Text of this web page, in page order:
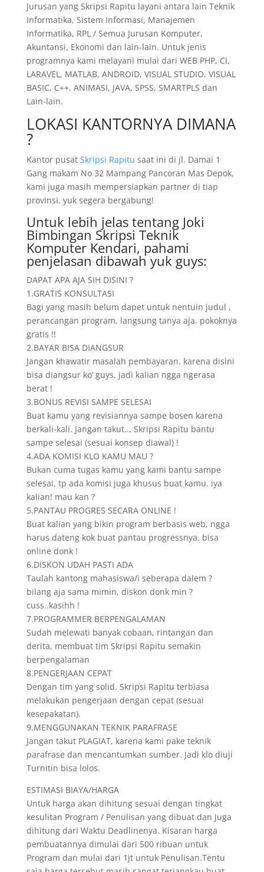
Jurusan yang Skripsi Rapitu layani antara lain Teknik
Informatika, Sistem Informasi, Manajemen
Informatika, RPL / Semua Jurusan Komputer,
Akuntansi, Ekonomi dan lain-lain. Untuk jenis
programnya kami melayani mulai dari WEB PHP, CI,
LARAVEL, MATLAB, ANDROID, VISUAL STUDIO, VISUAL
BASIC, C++, ANIMASI, JAVA, SPSS, SMARTPLS dan
Lain-lain.
LOKASI KANTORNYA DIMANA
?
Kantor pusat Skripsi Rapitu saat ini di jl. Damai 1
Gang makam No 32 Mampang Pancoran Mas Depok,
kami juga masih mempersiapkan partner di tiap
provinsi. yuk segera bergabung!
Untuk lebih jelas tentang Joki
Bimbingan Skripsi Teknik
Komputer Kendari, pahami
penjelasan dibawah yuk guys:
DAPAT APA AJA SIH DISINI ?
1.GRATIS KONSULTASI
Bagi yang masih belum dapet untuk nentuin judul ,
perancangan program, langsung tanya aja. pokoknya
gratis !!
2.BAYAR BISA DIANGSUR
Jangan khawatir masalah pembayaran. karena disini
bisa diangsur ko’ guys, jadi kalian ngga ngerasa
berat !
3.BONUS REVISI SAMPE SELESAI
Buat kamu yang revisiannya sampe bosen karena
berkali-kali. Jangan takut.., Skripsi Rapitu bantu
sampe selesai (sesuai konsep diawal) !
4.ADA KOMISI KLO KAMU MAU ?
Bukan cuma tugas kamu yang kami bantu sampe
selesai, tp ada komisi juga khusus buat kamu. iya
kalian! mau kan ?
5.PANTAU PROGRES SECARA ONLINE !
Buat kalian yang bikin program berbasis web, ngga
harus dateng kok buat pantau progressnya. bisa
online donk !
6.DISKON UDAH PASTI ADA
Taulah kantong mahasiswa/i seberapa dalem ?
bilang aja sama mimin, diskon donk min ?
cuss..kasihh !
7.PROGRAMMER BERPENGALAMAN
Sudah melewati banyak cobaan, rintangan dan
derita, membuat tim Skripsi Rapitu semakin
berpengalaman
8.PENGERJAAN CEPAT
Dengan tim yang solid. Skripsi Rapitu terbiasa
melakukan pengerjaan dengan cepat (sesuai
kesepakatan).
9.MENGGUNAKAN TEKNIK PARAFRASE
Jangan takut PLAGIAT, karena kami pake teknik
parafrase dan mencantumkan sumber. Jadi klo diuji
Turnitin bisa lolos.
ESTIMASI BIAYA/HARGA
Untuk harga akan dihitung sesuai dengan tingkat
kesulitan Program / Penulisan yang dibuat dan Juga
dihitung dari Waktu Deadlinenya. Kisaran harga
pembuatannya dimulai dari 500 ribuan untuk
Program dan mulai dari 1jt untuk Penulisan.Tentu